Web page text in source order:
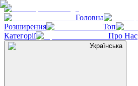
Головна
Розширення
Топ
Категорії
Про Нас
Українська